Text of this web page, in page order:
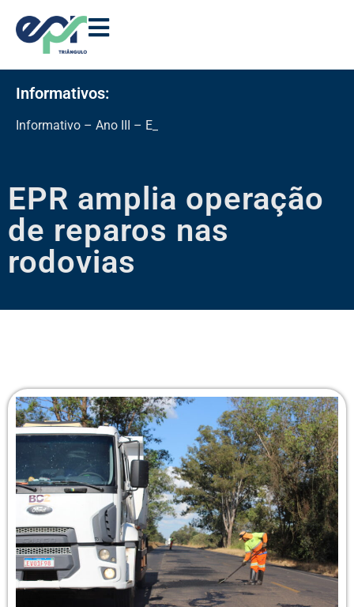
Informativos:
Informativo – Ano III – Edição 11
EPR amplia operação
de reparos nas
rodovias